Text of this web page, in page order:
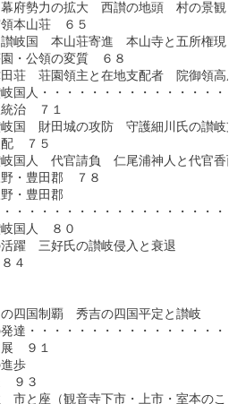
の拡大　西讃の地頭　村の景観と
山荘　６５
本山荘寄進　本山寺と五所権現
公領の変質　６８
園領主と在地支配者　院御領高
国人・・・・・・・・・・・・・・・
　７１
城の攻防　守護細川氏の讃岐支
　７５
代官請負　仁尾浦神人と代官香
豊田郡　７８
豊田郡
・・・・・・・・・・・・・・・・・
人　８０
好氏の讃岐侵入と衰退
４
覇　秀吉の四国平定と讃岐
達・・・・・・・・・・・・・・・・
　９１
歩
９３
（観音寺下市・上市・室本のこう